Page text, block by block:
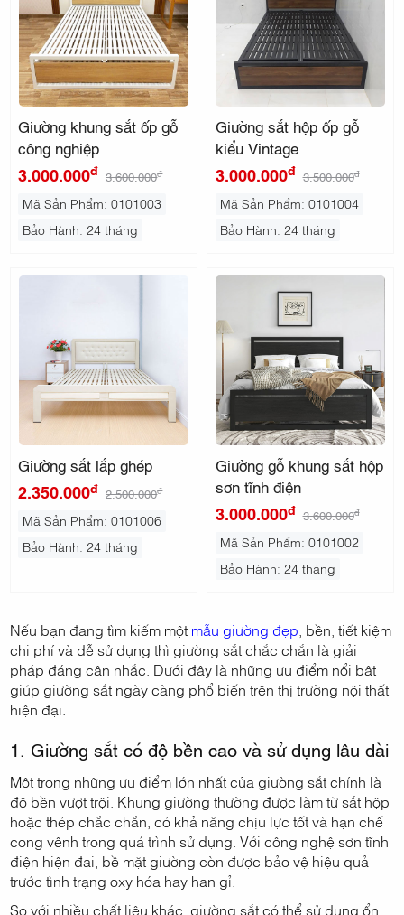
Giường khung sắt ốp gỗ
công nghiệp
3.000.000đ 3.600.000đ
Mã Sản Phẩm: 0101003
Bảo Hành: 24 tháng
Giường sắt hộp ốp gỗ
kiểu Vintage
3.000.000đ 3.500.000đ
Mã Sản Phẩm: 0101004
Bảo Hành: 24 tháng
Giường sắt lắp ghép
2.350.000đ 2.500.000đ
Mã Sản Phẩm: 0101006
Bảo Hành: 24 tháng
Giường gỗ khung sắt hộp
sơn tĩnh điện
3.000.000đ 3.600.000đ
Mã Sản Phẩm: 0101002
Bảo Hành: 24 tháng
Nếu bạn đang tìm kiếm một mẫu giường đẹp , bền, tiết kiệm
chi phí và dễ sử dụng thì giường sắt chắc chắn là giải
pháp đáng cân nhắc. Dưới đây là những ưu điểm nổi bật
giúp giường sắt ngày càng phổ biến trên thị trường nội thất
hiện đại.
1. Giường sắt có độ bền cao và sử dụng lâu dài
Một trong những ưu điểm lớn nhất của giường sắt chính là
độ bền vượt trội. Khung giường thường được làm từ sắt hộp
hoặc thép chắc chắn, có khả năng chịu lực tốt và hạn chế
cong vênh trong quá trình sử dụng. Với công nghệ sơn tĩnh
điện hiện đại, bề mặt giường còn được bảo vệ hiệu quả
trước tình trạng oxy hóa hay han gỉ.
So với nhiều chất liệu khác, giường sắt có thể sử dụng ổn